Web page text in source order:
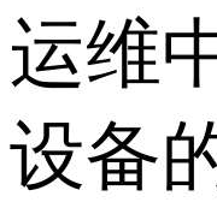
运维
设备